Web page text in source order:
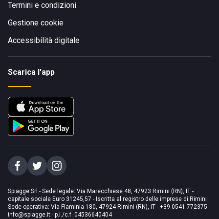
Termini e condizioni
Gestione cookie
Accessibilità digitale
Scarica l'app
Spiagge Srl - Sede legale: Via Marecchiese 48, 47923 Rimini (RN), IT -
capitale sociale Euro 31245,57 - Iscritta al registro delle imprese di Rimini
Sede operativa: Via Flaminia 180, 47924 Rimini (RN), IT - +39 0541 772375 -
info@spiagge.it - p.i./c.f. 04536640404